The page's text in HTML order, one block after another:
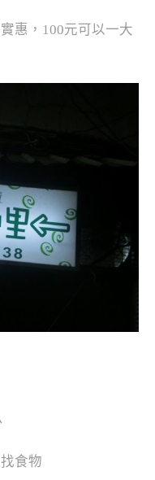
惠，100元可以一大
食物